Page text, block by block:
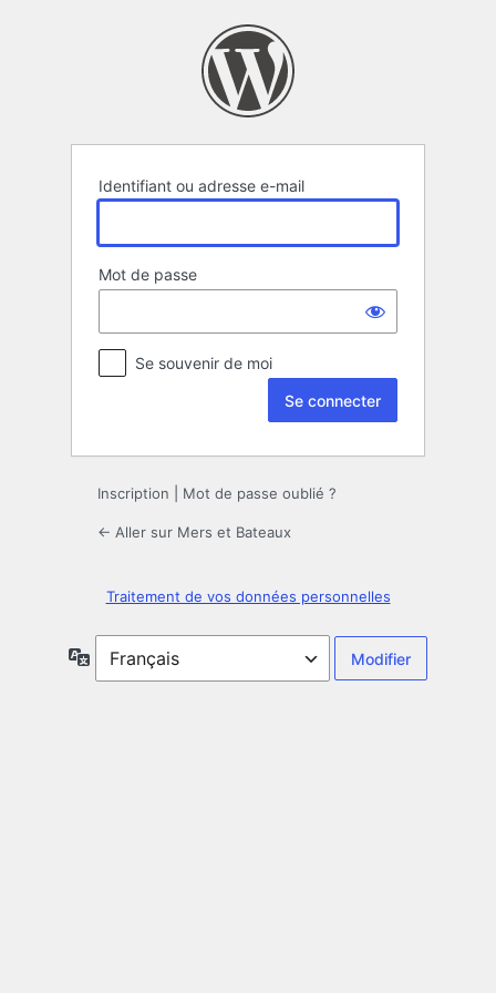
Identifiant ou adresse e-mail
Mot de passe
Se souvenir de moi
Inscription Mot de passe oublié ?
← Aller sur Mers et Bateaux
Traitement de vos données personnelles
Langue